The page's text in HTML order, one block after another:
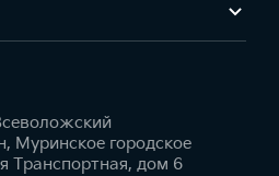
Муринское городское
Транспортная, дом 6